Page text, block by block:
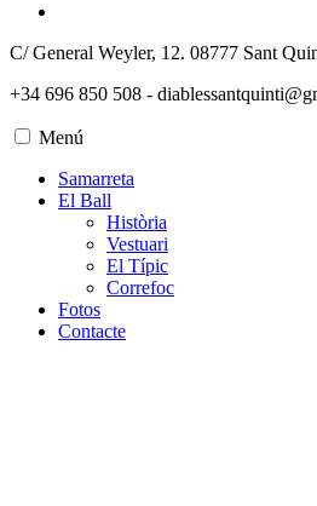
C/ General Weyler, 12. 08777 Sant
+34 696 850 508 -
Menú
Samarreta
El Ball
Història
Vestuari
El Típic
Correfoc
Fotos
Contacte